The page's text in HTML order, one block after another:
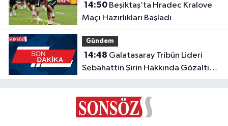
14:50Beşiktaş’ta Hradec Kralove
Maçı Hazırlıkları Başladı
Gündem
14:48
Sebahattin Şirin Hakkında Gözaltı
Kararı